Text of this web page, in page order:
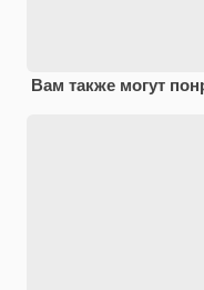
Вам также могут